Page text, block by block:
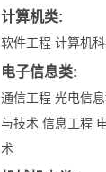
计算机类:
软件工程 计算机
电子信息类:
通信工程 光电信
与技术 信息工程
术